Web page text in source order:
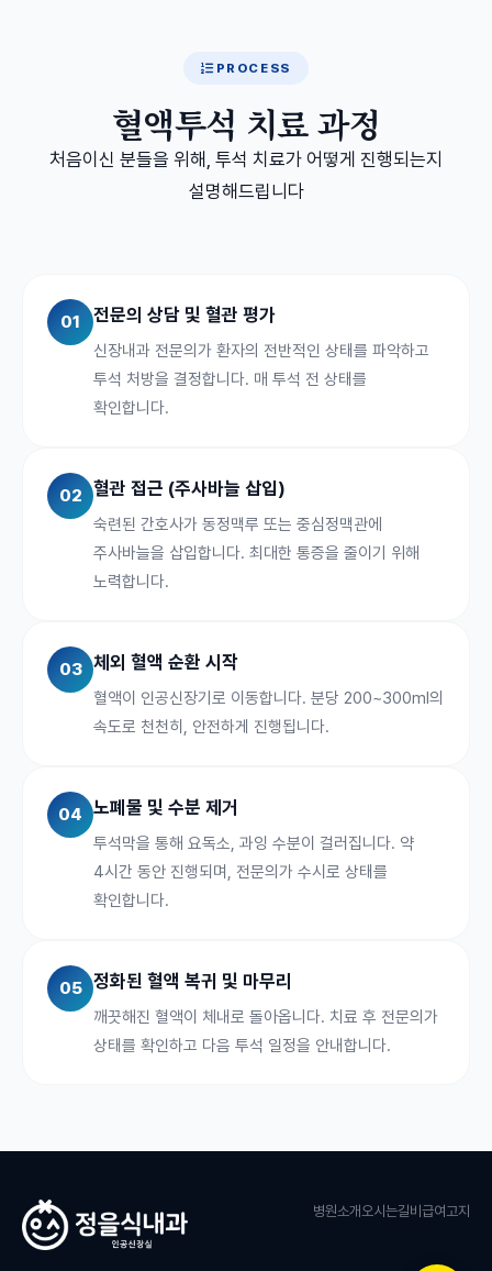
PROCESS
혈액투석 치료 과정
처음이신 분들을 위해, 투석 치료가 어떻게 진행되는지
설명해드립니다
01 전문의 상담 및 혈관 평가
신장내과 전문의가 환자의 전반적인 상태를 파악하고
투석 처방을 결정합니다. 매 투석 전 상태를
확인합니다.
02 혈관 접근 (주사바늘 삽입)
숙련된 간호사가 동정맥루 또는 중심정맥관에
주사바늘을 삽입합니다. 최대한 통증을 줄이기 위해
노력합니다.
03 체외 혈액 순환 시작
혈액이 인공신장기로 이동합니다. 분당 200~300ml의
속도로 천천히, 안전하게 진행됩니다.
04 노폐물 및 수분 제거
투석막을 통해 요독소, 과잉 수분이 걸러집니다. 약
4시간 동안 진행되며, 전문의가 수시로 상태를
확인합니다.
05 정화된 혈액 복귀 및 마무리
깨끗해진 혈액이 체내로 돌아옵니다. 치료 후 전문의가
상태를 확인하고 다음 투석 일정을 안내합니다.
병원소개오시는길비급여고지